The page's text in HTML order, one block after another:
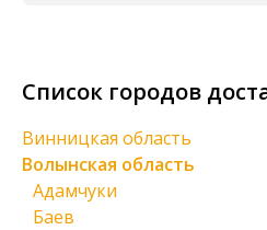
Список городов
Винницкая область
Волынская область
Адамчуки
Баев